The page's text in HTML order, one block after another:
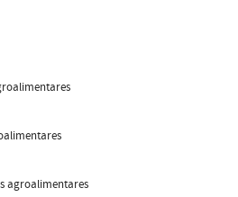
agroalimentares